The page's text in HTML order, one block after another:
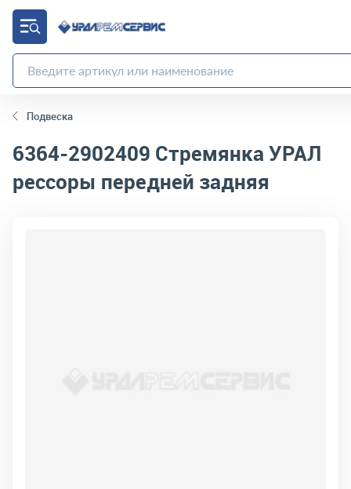
Подвеска
6364-2902409 Стремянка УРАЛ
рессоры передней задняя